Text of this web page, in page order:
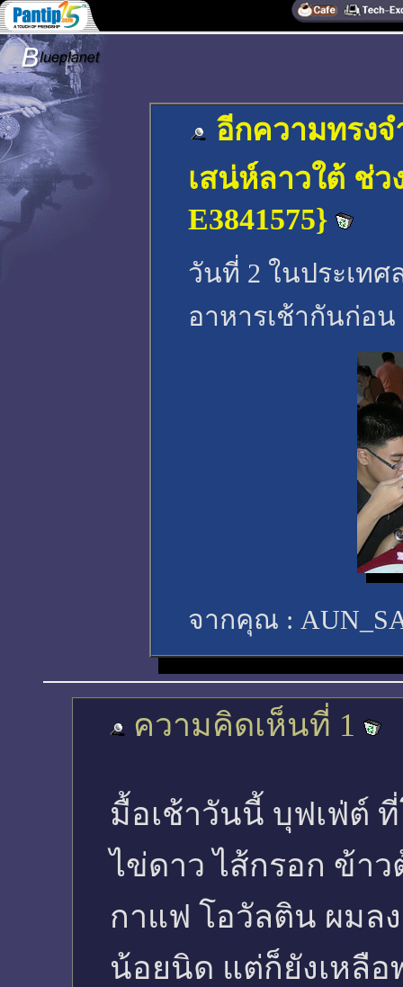
อีกความทรง
เสน่ห์ลาวใต้ ช่ว
E3841575}
วันที่ 2 ในประเทศ
อาหารเช้ากันก่อน
จากคุณ :
ความคิดเห็นที่ 1
มื้อเช้าวันนี้ บุฟเฟ่ต์
ไข่ดาว ไส้กรอก ข้า
กาแฟ โอวัลติน ผมล
น้อยนิด แต่ก็ยังเหลือ